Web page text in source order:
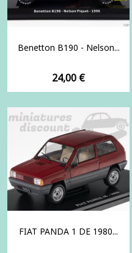
Benetton B190 - Nelson...
Prix
24,00 €
FIAT PANDA 1 DE 1980...